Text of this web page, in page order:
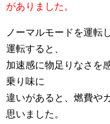
がありました。
ノーマルモードを運転
運転すると、
加速感に物足りなさを
乗り味に
違いがあると、燃費や
思いました。